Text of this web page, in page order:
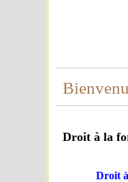
Droit à la
Droit